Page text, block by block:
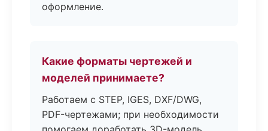
оформление.
Какие форматы чертежей и
моделей принимаете?
Работаем с STEP, IGES, DXF/DWG,
PDF-чертежами; при необходимости